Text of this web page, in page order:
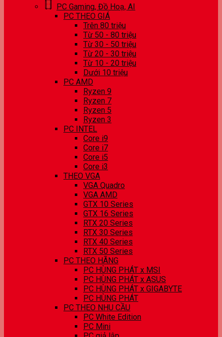
PC Gaming, Đồ Hoạ, AI
PC THEO GIÁ
Trên 80 triệu
Từ 50 - 80 triệu
Từ 30 - 50 triệu
Từ 20 - 30 triệu
Từ 10 - 20 triệu
Dưới 10 triệu
PC AMD
Ryzen 9
Ryzen 7
Ryzen 5
Ryzen 3
PC INTEL
Core i9
Core i7
Core i5
Core i3
THEO VGA
VGA Quadro
VGA AMD
GTX 10 Series
GTX 16 Series
RTX 20 Series
RTX 30 Series
RTX 40 Series
RTX 50 Series
PC THEO HÃNG
PC HÙNG PHÁT x MSI
PC HÙNG PHÁT x ASUS
PC HÙNG PHÁT x GIGABYTE
PC HÙNG PHÁT
PC THEO NHU CẦU
PC White Edition
PC Mini